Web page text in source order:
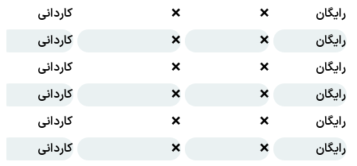
رایگان
❌
❌
کاردانی
رایگان
❌
❌
کاردانی
رایگان
❌
❌
کاردانی
رایگان
❌
❌
کاردانی
رایگان
❌
❌
کاردانی
رایگان
❌
❌
کاردانی